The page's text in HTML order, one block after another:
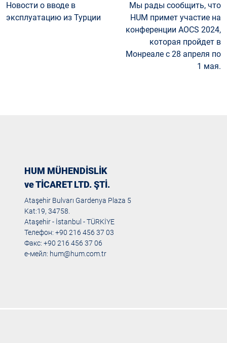
Новости о вводе в
эксплуатацию из Турции
Мы рады сообщить, что
HUM примет участие на
конференции AOCS 2024,
которая пройдет в
Монреале с 28 апреля по
1 мая.
HUM MÜHENDİSLİK
ve TİCARET LTD. ŞTİ.
Ataşehir Bulvarı Gardenya Plaza 5
Kat:19, 34758.
Ataşehir - İstanbul - TÜRKİYE
Телефон: +90 216 456 37 03
Факс: +90 216 456 37 06
е-мейл: hum@hum.com.tr